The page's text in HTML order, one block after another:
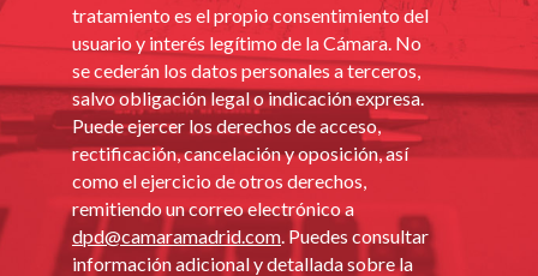
tratamiento es el propio consentimiento del
usuario y interés legítimo de la Cámara. No
se cederán los datos personales a terceros,
salvo obligación legal o indicación expresa.
Puede ejercer los derechos de acceso,
rectificación, cancelación y oposición, así
como el ejercicio de otros derechos,
remitiendo un correo electrónico a
dpd@camaramadrid.com . Puedes consultar
información adicional y detallada sobre la